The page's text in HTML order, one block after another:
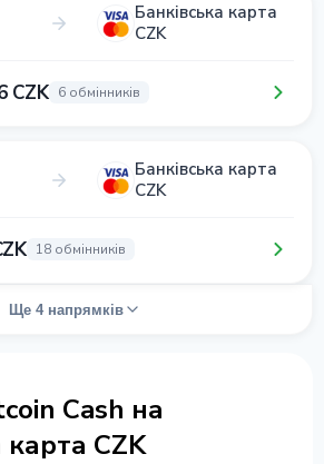
Банківська карта
CZK
CZK 6 обмінників
Банківська карта
CZK
18 обмінників
Ще 4 напрямків
Cash на
карта CZK